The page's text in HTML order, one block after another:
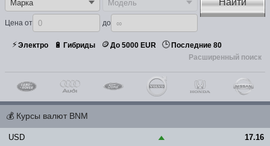
Цена от до
Найти
⚡Электро 🔋 Гибриды 🪙 До 5000 EUR 🕒 Последние 80
Расширенный поиск
💰 Курсы валют BNM
USD ▲ 17.16